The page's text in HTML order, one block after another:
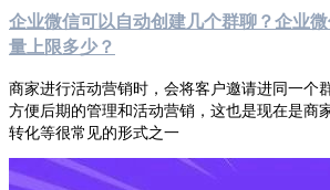
企业微信可以自动创建几个群聊？企业
量上限多少？
商家进行活动营销时，会将客户邀请进同一个
方便后期的管理和活动营销，这也是现在是商
转化等很常见的形式之一